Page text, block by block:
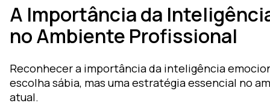
A Importância da
no Ambiente Profissional
Reconhecer a importância da inteligência
escolha sábia, mas uma estratégia essencial no
atual.